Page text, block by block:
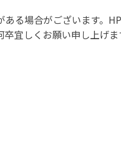
る場合がございます。
宜しくお願い申し上げま